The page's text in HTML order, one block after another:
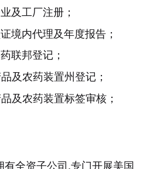
及工厂注册；
境内代理及年度报告；
联邦登记；
及农药装置州登记；
及农药装置标签审核；
全资子公司,专门开展美国